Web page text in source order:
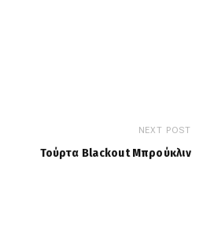
NEXT POST
Τούρτα Blackout Μπρούκλιν